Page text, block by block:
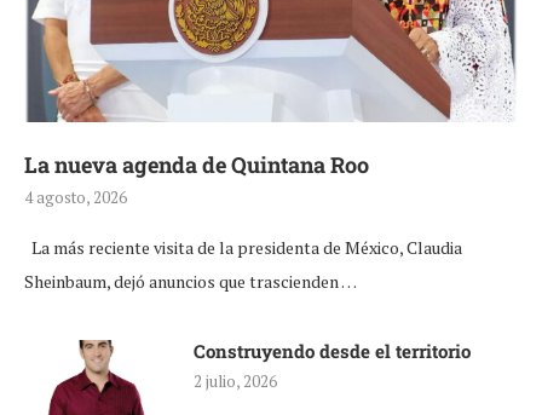
La nueva agenda de Quintana Roo
4 agosto, 2026
La más reciente visita de la presidenta de México, Claudia
Sheinbaum, dejó anuncios que trascienden …
Construyendo desde el territorio
2 julio, 2026